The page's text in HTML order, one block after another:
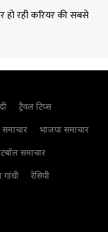
हो रही करियर की सबसे
ट्रैवल टिप्स
भाजपा समाचार
समाचार
गांधी
रेसिपी